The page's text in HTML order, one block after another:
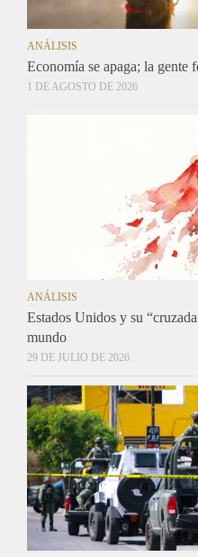
ANÁLISIS
Economía se apaga; la gente
1 DE AGOSTO DE 2026
ANÁLISIS
Estados Unidos y su
mundo
29 DE JULIO DE 2026